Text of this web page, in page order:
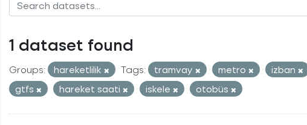
1 dataset found
Groups: hareketlilik Tags: tramvay metro
izban
gtfs
hareket saati iskele otobüs